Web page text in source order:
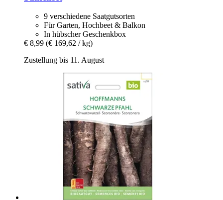
9 verschiedene Saatgutsorten
Für Garten, Hochbeet & Balkon
In hübscher Geschenkbox
€ 8,99 (€ 169,62 / kg)
Zustellung bis 11. August